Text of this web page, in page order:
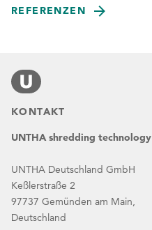
REFERENZEN
KONTAKT
UNTHA shredding technology
UNTHA Deutschland GmbH
Keßlerstraße 2
97737 Gemünden am Main,
Deutschland